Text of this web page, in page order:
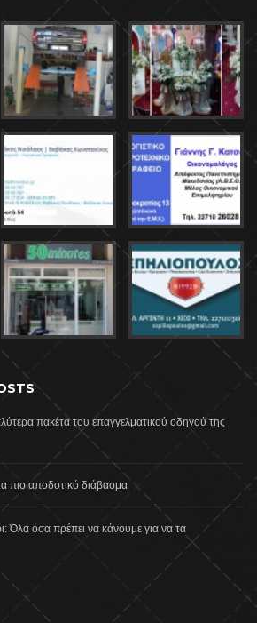
πακέτα του επαγγελματικού οδηγού της
πιο αποδοτικό διάβασμα
Όλα όσα πρέπει να κάνουμε για να τα